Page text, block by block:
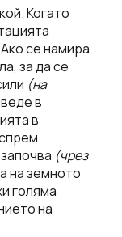
Когато
се намира
за да се
(на
в
в
(чрез
на земното
голяма
на